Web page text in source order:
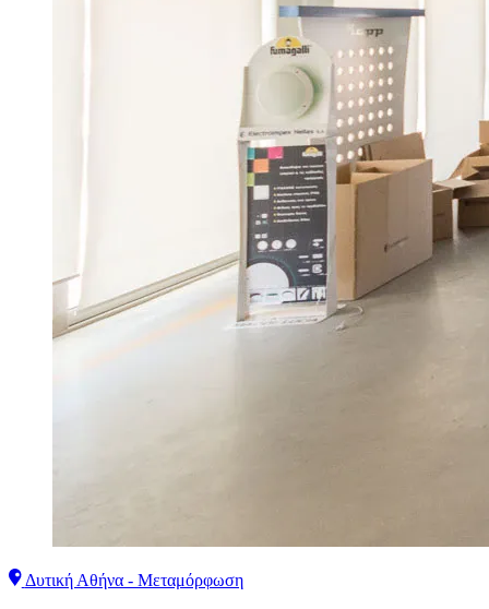
Δυτική Αθήνα - Μεταμόρφωση